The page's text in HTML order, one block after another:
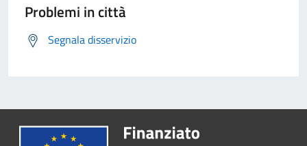
Problemi in città
Segnala disservizio